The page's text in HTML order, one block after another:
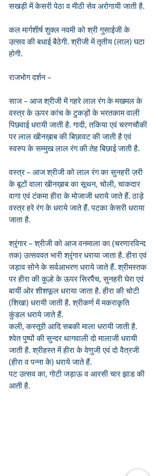
सखड़ी में केसरी पेठा व मीठी सेव अरोगायी जाती है.
कल मार्गशीर्ष शुक्ल नवमी को श्री गुसाईजी के
उत्सव की बधाई बैठेगी. श्रीजी में तृतीय (लाल) घटा
होगी.
राजभोग दर्शन –
साज – आज श्रीजी में गहरे लाल रंग के मखमल के
वस्त्र के ऊपर कांच के टुकड़ों के भरतकाम वाली
पिछवाई धरायी जाती है. गादी, तकिया एवं चरणचौकी
पर लाल खीनख़ाब की बिछावट की जाती है एवं
स्वरुप के सम्मुख लाल रंग की तेह बिछाई जाती है.
वस्त्र – आज श्रीजी को लाल रंग का सुनहरी ज़री
के बूटों वाला खीनख़ाब का सूथन, चोली, चाकदार
वागा एवं टंकमा हीरा के मोजाजी धराये जाते हैं. ठाड़े
वस्त्र हरे रंग के धराये जाते हैं. पटका केसरी धराया
जाता है.
श्रृंगार – श्रीजी को आज वनमाला का (चरणारविन्द
तक) उत्सववत भारी श्रृंगार धराया जाता है. हीरा एवं
जड़ाव सोने के सर्वआभरण धराये जाते हैं. श्रीमस्तक
पर हीरा की कुल्हे के ऊपर सिरपैंच, सुनहरी घेरा एवं
बायीं ओर शीशफूल धराया जाता है. हीरा की चोटी
(शिखा) धरायी जाती है. श्रीकर्ण में मकराकृति
कुंडल धराये जाते हैं.
कली, कस्तूरी आदि सबकी माला धरायी जाती है.
श्वेत पुष्पों की सुन्दर थागवाली दो मालाजी धरायी
जाती है. श्रीहस्त में हीरा के वेणुजी एवं दो वैत्रजी
(हीरा व पन्ना के) धराये जाते हैं.
पट उत्सव का, गोटी जड़ाऊ व आरसी चार झाड की
आती है.